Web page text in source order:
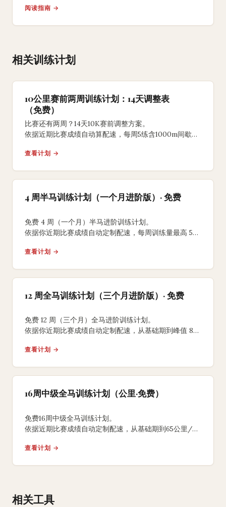
附免费配速计算器精准定义你的区间。
阅读指南 →
相关训练计划
10公里赛前两周训练计划：14天调整表
（免费）
比赛还有两周？14天10K赛前调整方案。
依据近期比赛成绩自动算配速，每周5练含1000m间歇、
免费无需注册。
查看计划 →
4 周半马训练计划（一个月进阶版）· 免费
免费 4 周（一个月）半马进阶训练计划。
依据你近期比赛成绩自动定制配速，每周训练量最高 50
查看计划 →
12 周全马训练计划（三个月进阶版）· 免费
免费 12 周（三个月）全马进阶训练计划。
依据你近期比赛成绩自动定制配速，从基础期到峰值 80
查看计划 →
16周中级全马训练计划（公里·免费）
免费16周中级全马训练计划。
依据近期比赛成绩自动定制配速，从基础期到65公里/
查看计划 →
相关工具